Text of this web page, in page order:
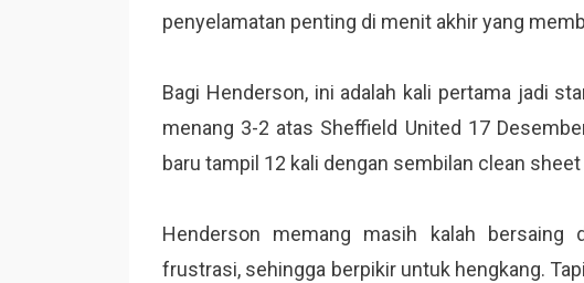
penyelamatan penting di menit akhir yang
Bagi Henderson, ini adalah kali pertama jadi
menang 3-2 atas Sheffield United 17
baru tampil 12 kali dengan sembilan clean
Henderson memang masih kalah bersaing
frustrasi, sehingga berpikir untuk hengkang.